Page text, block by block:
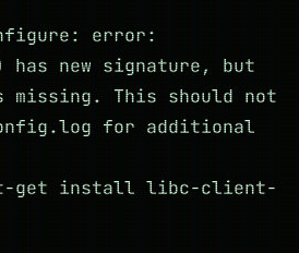
error:
has new signature, but
is missing. This should not
for additional
get install libc-client-